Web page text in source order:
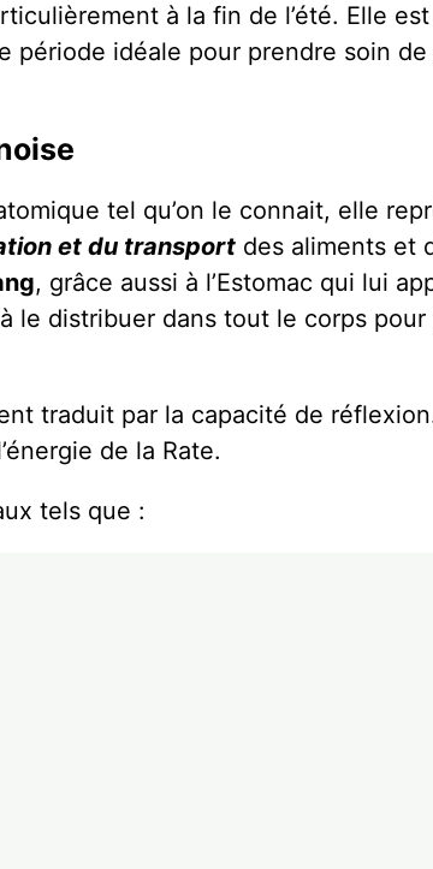
à la fin de l’été. Elle est
période idéale pour prendre soin
tel qu’on le connait, elle
et du transport des aliments et
, grâce aussi à l’Estomac qui lui
le distribuer dans tout le corps
traduit par la capacité de
de la Rate.
tels que :